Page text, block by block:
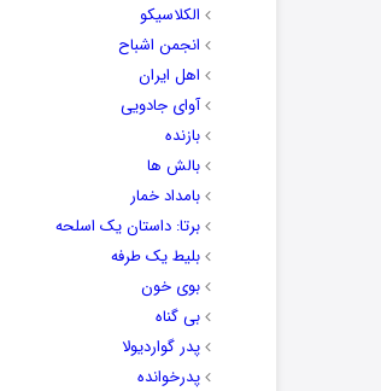
الکلاسیکو
انجمن اشباح
اهل ایران
آوای جادویی
بازنده
بالش ها
بامداد خمار
برتا: داستان یک اسلحه
بلیط یک‌‌ طرفه
بوی خون
بی گناه
پدر گواردیولا
پدرخوانده